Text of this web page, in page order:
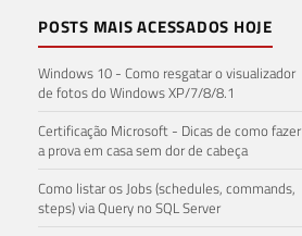
POSTS MAIS ACESSADOS HOJE
Windows 10 - Como resgatar o visualizador
de fotos do Windows XP/7/8/8.1
Certificação Microsoft - Dicas de como fazer
a prova em casa sem dor de cabeça
Como listar os Jobs (schedules, commands,
steps) via Query no SQL Server